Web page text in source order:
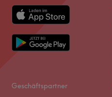
Geschäftspartner